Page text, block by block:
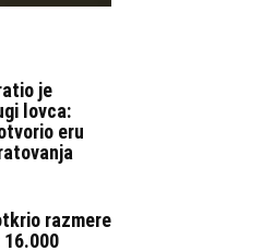
je
lovca:
eru
razmere